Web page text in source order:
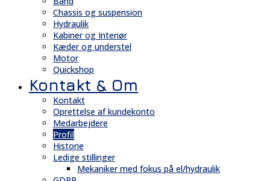
Chassis og suspension
Hydraulik
Kabiner og Interiør
Kæder og understel
Motor
Quickshop
Kontakt & Om
Kontakt
Oprettelse af kundekonto
Medarbejdere
Profil
Historie
Ledige stillinger
Mekaniker med fokus på el/hydraulik